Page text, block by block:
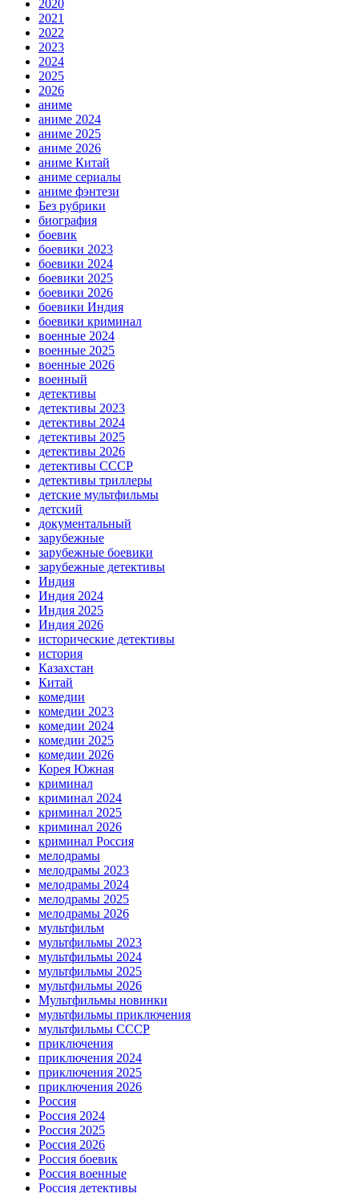
2020
2021
2022
2023
2024
2025
2026
аниме
аниме 2024
аниме 2025
аниме 2026
аниме Китай
аниме сериалы
аниме фэнтези
Без рубрики
биография
боевик
боевики 2023
боевики 2024
боевики 2025
боевики 2026
боевики Индия
боевики криминал
военные 2024
военные 2025
военные 2026
военный
детективы
детективы 2023
детективы 2024
детективы 2025
детективы 2026
детективы СССР
детективы триллеры
детские мультфильмы
детский
документальный
зарубежные
зарубежные боевики
зарубежные детективы
Индия
Индия 2024
Индия 2025
Индия 2026
исторические детективы
история
Казахстан
Китай
комедии
комедии 2023
комедии 2024
комедии 2025
комедии 2026
Корея Южная
криминал
криминал 2024
криминал 2025
криминал 2026
криминал Россия
мелодрамы
мелодрамы 2023
мелодрамы 2024
мелодрамы 2025
мелодрамы 2026
мультфильм
мультфильмы 2023
мультфильмы 2024
мультфильмы 2025
мультфильмы 2026
Мультфильмы новинки
мультфильмы приключения
мультфильмы СССР
приключения
приключения 2024
приключения 2025
приключения 2026
Россия
Россия 2024
Россия 2025
Россия 2026
Россия боевик
Россия военные
Россия детективы